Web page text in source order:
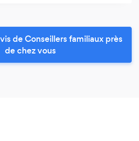
de Conseillers familiaux près
de chez vous